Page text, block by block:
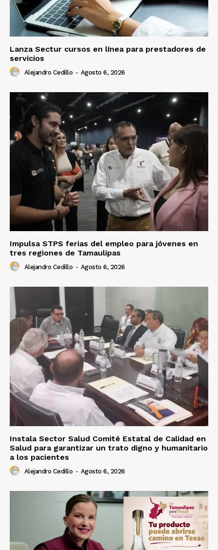
Lanza Sectur cursos en línea para prestadores de
servicios
Alejandro Cedillo - Agosto 6, 2026
Impulsa STPS ferias del empleo para jóvenes en
tres regiones de Tamaulipas
Alejandro Cedillo - Agosto 6, 2026
Instala Sector Salud Comité Estatal de Calidad en
Salud para garantizar un trato digno y humanitario
a los pacientes
Alejandro Cedillo - Agosto 6, 2026